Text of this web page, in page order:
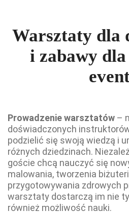
Warsztaty dla
i zabawy
Prowadzenie warsztatów –
doświadczonych
podzielić się swoją wiedzą i
różnych dziedzinach.
goście chcą nauczyć się
malowania, tworzenia
przygotowywania zdrowych
warsztaty dostarczą im nie
również możliwość nauki.